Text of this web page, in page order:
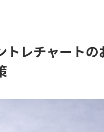
レチャートの